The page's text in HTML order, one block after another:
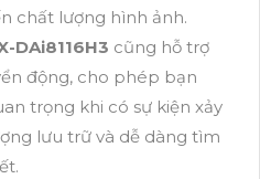
chất lượng hình ảnh.
DAi8116H3 cũng hỗ trợ
động, cho phép bạn
trọng khi có sự kiện xảy
lưu trữ và dễ dàng tìm